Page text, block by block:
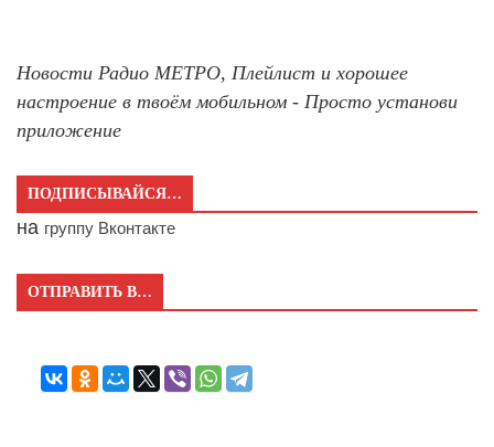
Новости Радио МЕТРО, Плейлист и хорошее
настроение в твоём мобильном - Просто установи
приложение
ПОДПИСЫВАЙСЯ…
на группу Вконтакте
ОТПРАВИТЬ В…